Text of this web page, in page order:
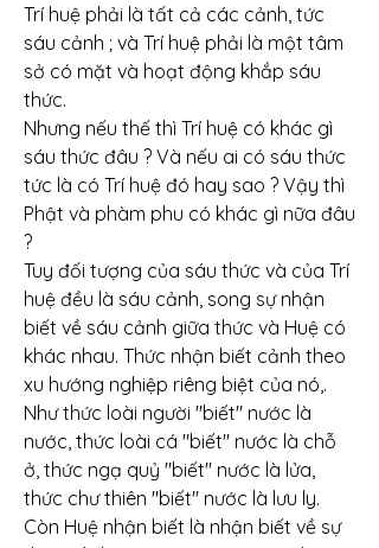
Trí huệ phải là tất cả các cảnh, tức
sáu cảnh ; và Trí huệ phải là một tâm
sở có mặt và hoạt động khắp sáu
thức.
Nhưng nếu thế thì Trí huệ có khác gì
sáu thức đâu ? Và nếu ai có sáu thức
tức là có Trí huệ đó hay sao ? Vậy thì
Phật và phàm phu có khác gì nữa đâu
?
Tuy đối tượng của sáu thức và của Trí
huệ đều là sáu cảnh, song sự nhận
biết về sáu cảnh giữa thức và Huệ có
khác nhau. Thức nhận biết cảnh theo
xu hướng nghiệp riêng biệt của nó,.
Như thức loài người "biết" nước là
nước, thức loài cá "biết" nước là chỗ
ở, thức ngạ quỷ "biết" nước là lửa,
thức chư thiên "biết" nước là lưu ly.
Còn Huệ nhận biết là nhận biết về sự